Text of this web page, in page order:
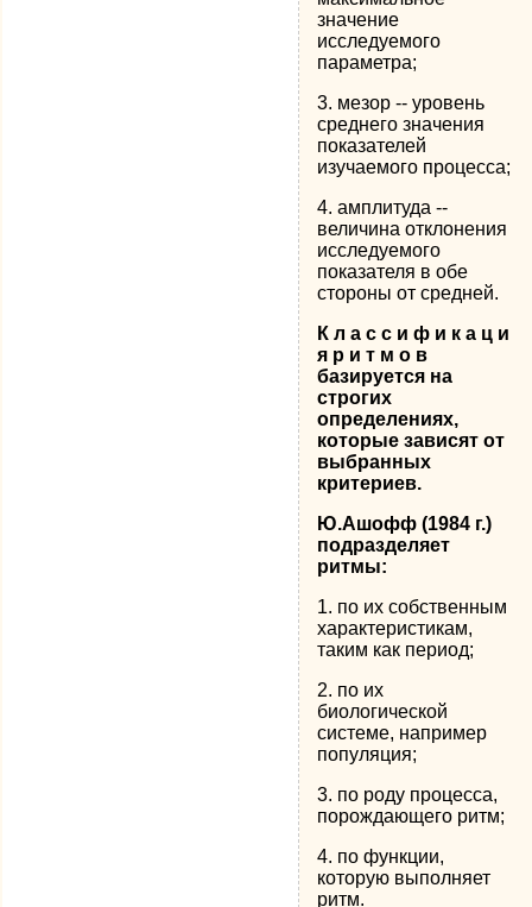
значение
исследуемого
параметра;
3. мезор -- уровень
среднего значения
показателей
изучаемого процесса;
4. амплитуда --
величина отклонения
исследуемого
показателя в обе
стороны от средней.
К л а с с и ф и к а ц и
я р и т м о в
базируется на
строгих
определениях,
которые зависят от
выбранных
критериев.
Ю.Ашофф (1984 г.)
подразделяет
ритмы:
1. по их собственным
характеристикам,
таким как период;
2. по их
биологической
системе, например
популяция;
3. по роду процесса,
порождающего ритм;
4. по функции,
которую выполняет
ритм.